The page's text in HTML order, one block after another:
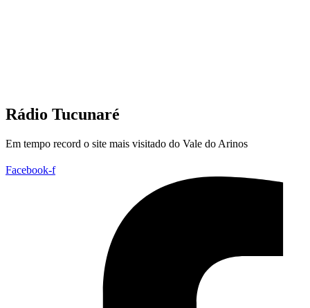
Rádio Tucunaré
Em tempo record o site mais visitado do Vale do Arinos
Facebook-f